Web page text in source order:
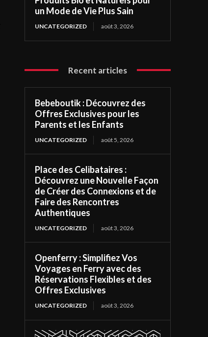
un Mode de Vie Plus Sain
UNCATEGORIZED août 3, 2026
Recent articles
Bebeboutik : Découvrez des
Offres Exclusives pour les
Parents et les Enfants
UNCATEGORIZED août 5, 2026
Place des Celibataires :
Découvrez une Nouvelle Façon
de Créer des Connexions et de
Faire des Rencontres
Authentiques
UNCATEGORIZED août 3, 2026
Openferry : Simplifiez Vos
Voyages en Ferry avec des
Réservations Flexibles et des
Offres Exclusives
UNCATEGORIZED août 3, 2026